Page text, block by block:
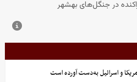
و اسرائیل به‌دست آورده است